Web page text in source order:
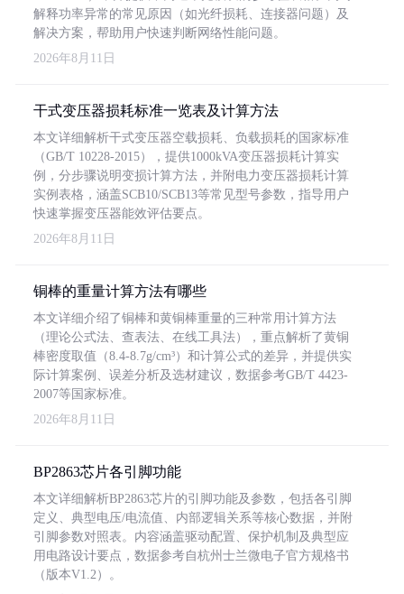
解释功率异常的常见原因（如光纤损耗、连接器问题）及
解决方案，帮助用户快速判断网络性能问题。
2026年8月11日
干式变压器损耗标准一览表及计算方法
本文详细解析干式变压器空载损耗、负载损耗的国家标准
（GB/T 10228-2015），提供1000kVA变压器损耗计算实
例，分步骤说明变损计算方法，并附电力变压器损耗计算
实例表格，涵盖SCB10/SCB13等常见型号参数，指导用户
快速掌握变压器能效评估要点。
2026年8月11日
铜棒的重量计算方法有哪些
本文详细介绍了铜棒和黄铜棒重量的三种常用计算方法
（理论公式法、查表法、在线工具法），重点解析了黄铜
棒密度取值（8.4-8.7g/cm³）和计算公式的差异，并提供实
际计算案例、误差分析及选材建议，数据参考GB/T 4423-
2007等国家标准。
2026年8月11日
BP2863芯片各引脚功能
本文详细解析BP2863芯片的引脚功能及参数，包括各引脚
定义、典型电压/电流值、内部逻辑关系等核心数据，并附
引脚参数对照表。内容涵盖驱动配置、保护机制及典型应
用电路设计要点，数据参考自杭州士兰微电子官方规格书
（版本V1.2）。